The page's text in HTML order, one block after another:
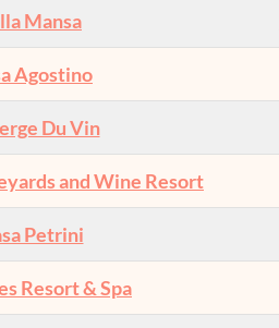
Mansa
Agostino
Du Vin
and Wine Resort
Petrini
Resort & Spa